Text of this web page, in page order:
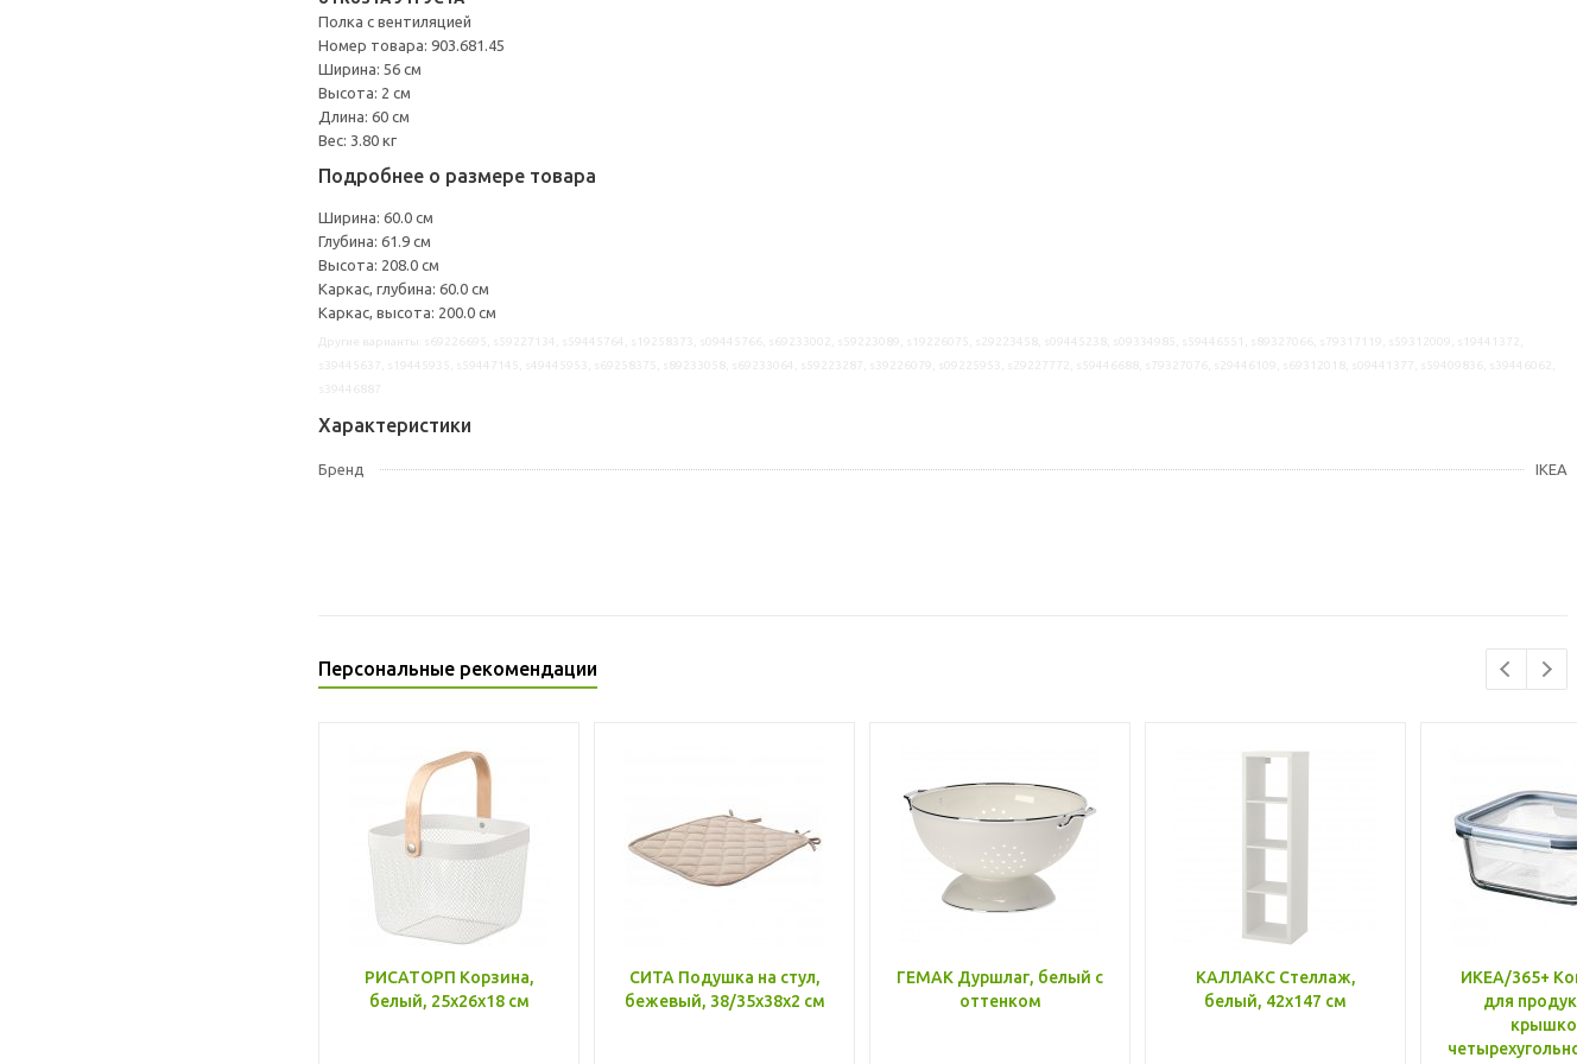
Полка с вентиляцией
Номер товара: 903.681.45
Ширина: 56 см
Высота: 2 см
Длина: 60 см
Вес: 3.80 кг
Подробнее о размере товара
Ширина: 60.0 см
Глубина: 61.9 см
Высота: 208.0 см
Каркас, глубина: 60.0 см
Каркас, высота: 200.0 см
Характеристики
Бренд IKEA
Персональные рекомендации
РИСАТОРП Корзина,
белый, 25x26x18 см
СИТА Подушка на стул,
бежевый, 38/35x38x2 см
ГЕМАК Дуршлаг, белый с
оттенком
КАЛЛАКС Стеллаж,
белый, 42x147 см
ИКЕА/365+
для
крышкой,